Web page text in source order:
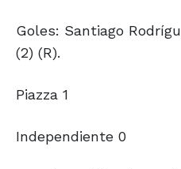
Goles: Santiago
(2) (R).
Piazza 1
Independiente 0